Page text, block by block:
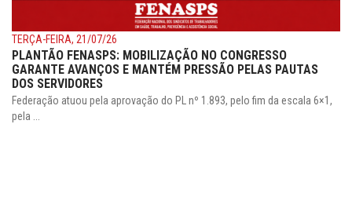
TERÇA-FEIRA, 21/07/26
PLANTÃO FENASPS: MOBILIZAÇÃO NO CONGRESSO
GARANTE AVANÇOS E MANTÉM PRESSÃO PELAS PAUTAS
DOS SERVIDORES
Federação atuou pela aprovação do PL nº 1.893, pelo fim da escala 6×1,
pela ...